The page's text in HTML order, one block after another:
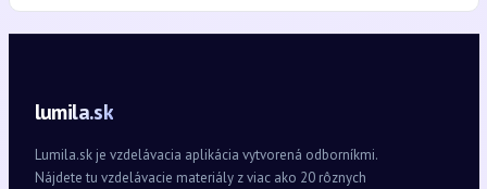
lumila.sk
Lumila.sk je vzdelávacia aplikácia vytvorená odborníkmi.
Nájdete tu vzdelávacie materiály z viac ako 20 rôznych